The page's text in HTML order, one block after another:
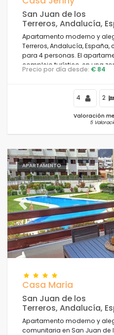
San Juan de los
Terreros, Andalucía,
Apartamento moderno y
Terreros, Andalucía,
para 4 personas. El
complejo turístico, en una
cerca de supermercados y a
Precio por día desde: € 84
4 2
Valoración
5
APARTAMENTO
Previous
Casa Maria
San Juan de los
Terreros, Andalucía,
Apartamento moderno y
comunitaria en San Juan de